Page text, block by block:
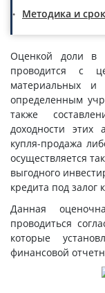
Методика и
Оценкой доли в
проводится с
материальных и
определенным
также
доходности этих
купля-продажа
осуществляется
выгодного
кредита под залог
Данная
проводиться
которые
финансовой